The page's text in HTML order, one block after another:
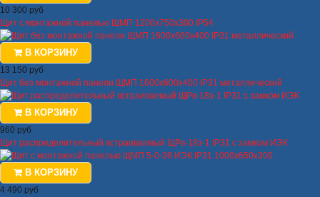
10 300 руб
Щит с монтажной панелью ЩМП 1200х750х300 IP54
В КОРЗИНУ
13 150 руб
Щит без монтажной панели ЩМП 1600х600х400 IP31 металлический
В КОРЗИНУ
960 руб
Щит распределительный встраиваемый ЩРв-18з-1 IP31 с замком ИЭК
В КОРЗИНУ
4 490 руб